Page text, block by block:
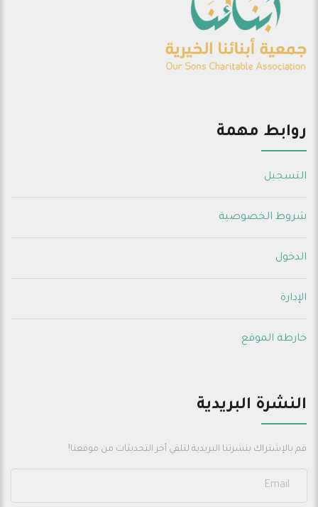
روابط مهمة
التسجيل
شروط الخصوصية
الدخول
الإدارة
خارطة الموقع
النشرة البريدية
قم بالإشتراك بنشرتنا البريدية لتلقي أخر التحديثات من موقعنا!